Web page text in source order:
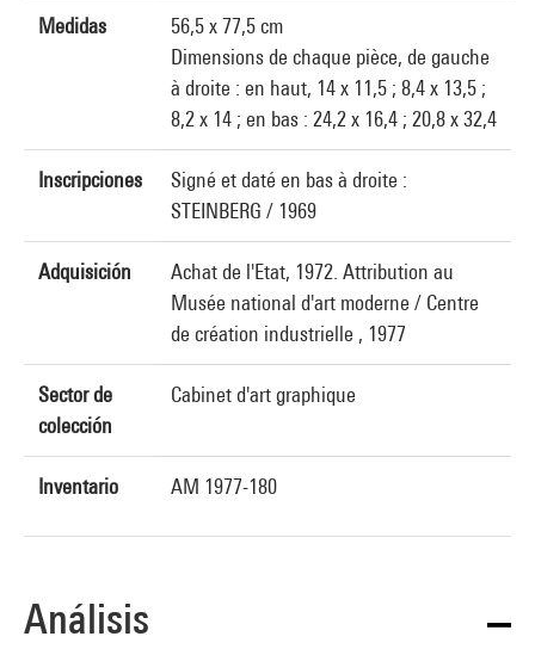
Medidas
56,5 x 77,5 cm
Dimensions de chaque pièce, de gauche
à droite : en haut, 14 x 11,5 ; 8,4 x 13,5 ;
8,2 x 14 ; en bas : 24,2 x 16,4 ; 20,8 x 32,4
Inscripciones
Signé et daté en bas à droite :
STEINBERG / 1969
Adquisición
Achat de l'Etat, 1972. Attribution au
Musée national d'art moderne / Centre
de création industrielle , 1977
Sector de
colección
Cabinet d'art graphique
Inventario AM 1977-180
Análisis